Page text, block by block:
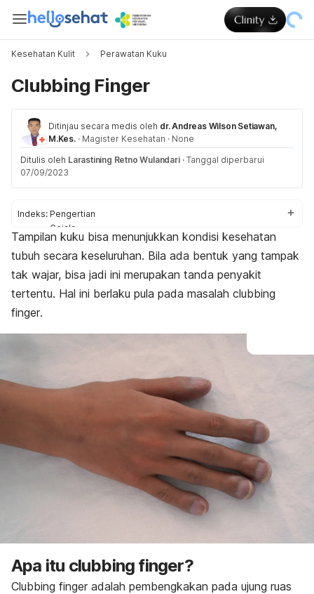
Kesehatan Kulit Perawatan Kuku
Clubbing Finger
Ditinjau secara medis oleh dr. Andreas Wilson Setiawan,
M.Kes. · Magister Kesehatan · None
Ditulis oleh Larastining Retno Wulandari · Tanggal diperbarui
07/09/2023
Indeks: Pengertian
Gejala
Penyebab
Diagnosis
Pengobatan
Tampilan kuku bisa menunjukkan kondisi kesehatan
tubuh secara keseluruhan. Bila ada bentuk yang tampak
tak wajar, bisa jadi ini merupakan tanda penyakit
tertentu. Hal ini berlaku pula pada masalah clubbing
finger.
Apa itu clubbing finger?
Clubbing finger adalah pembengkakan pada ujung ruas